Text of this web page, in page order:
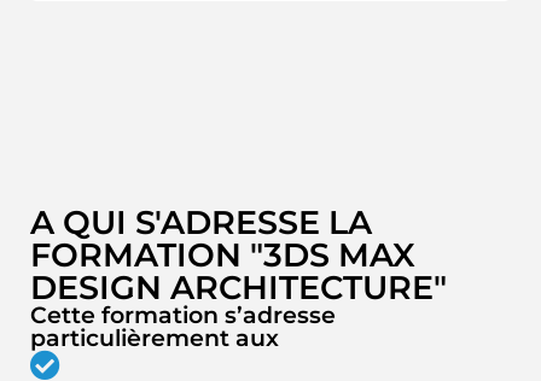
A QUI S'ADRESSE LA
FORMATION "3DS MAX
DESIGN ARCHITECTURE"
Cette formation s’adresse
particulièrement aux